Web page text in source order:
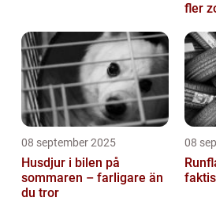
fler
08 september 2025
Husdjur i bilen på
sommaren – farligare än
du tror
08